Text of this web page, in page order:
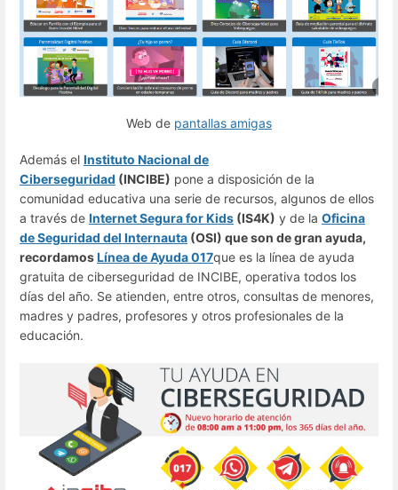
Web de pantallas amigas
Además el Instituto Nacional de
Ciberseguridad (INCIBE) pone a disposición de la
comunidad educativa una serie de recursos, algunos de ellos
a través de Internet Segura for Kids (IS4K) y de la Oficina
de Seguridad del Internauta (OSI) que son de gran ayuda,
recordamosLínea de Ayuda 017que es la línea de ayuda
gratuita de ciberseguridad de INCIBE, operativa todos los
días del año. Se atienden, entre otros, consultas de menores,
madres y padres, profesores y otros profesionales de la
educación.